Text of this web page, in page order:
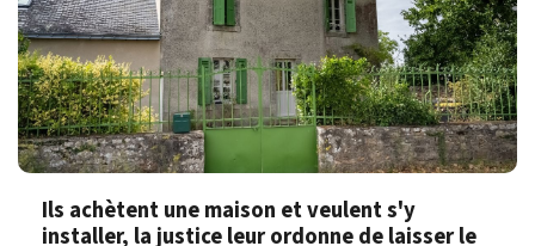
Ils achètent une maison et veulent s'y
installer, la justice leur ordonne de laisser le